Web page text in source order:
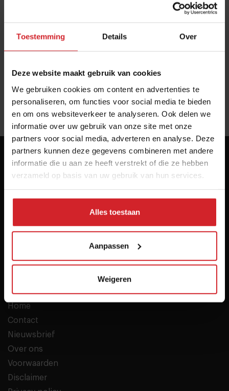
Toestemming Details Over
Deze website maakt gebruik van cookies
We gebruiken cookies om content en advertenties te
personaliseren, om functies voor social media te bieden
en om ons websiteverkeer te analyseren. Ook delen we
informatie over uw gebruik van onze site met onze
partners voor social media, adverteren en analyse. Deze
partners kunnen deze gegevens combineren met andere
informatie die u aan ze heeft verstrekt of die ze hebben
verzameld op basis van uw gebruik van hun services.
Alles toestaan
Aanpassen
Weigeren
Wat bestel je bij de Kapsaloneria, Taqueria of
Lasagneria?
3 merknamen van (online) formules die specialist zijn in 1
product
17 juni 2026
« 1 »
Het inspiratieplatform voor professionals in food &
hospitality
© 2026 Food Inspiration
Vacatures
Home
Contact
Nieuwsbrief
Over ons
Voorwaarden
Disclaimer